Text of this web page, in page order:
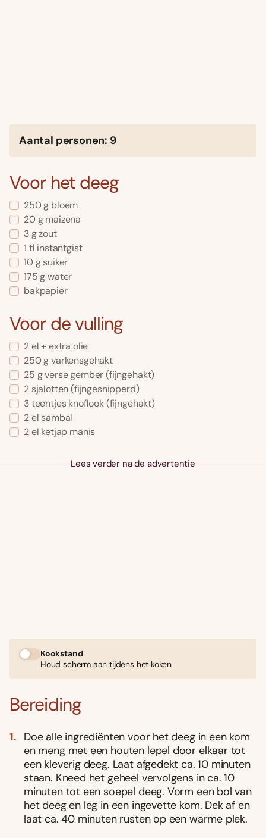
Aantal personen: 9
Voor het deeg
250 g bloem
20 g maizena
3 g zout
1 tl instantgist
10 g suiker
175 g water
bakpapier
Voor de vulling
2 el + extra olie
250 g varkensgehakt
25 g verse gember (fijngehakt)
2 sjalotten (fijngesnipperd)
3 teentjes knoflook (fijngehakt)
2 el sambal
2 el ketjap manis
Lees verder na de advertentie
Kookstand
Houd scherm aan tijdens het koken
Bereiding
Doe alle ingrediënten voor het deeg in een kom
en meng met een houten lepel door elkaar tot
een kleverig deeg. Laat afgedekt ca. 10 minuten
staan. Kneed het geheel vervolgens in ca. 10
minuten tot een soepel deeg. Vorm een bol van
het deeg en leg in een ingevette kom. Dek af en
laat ca. 40 minuten rusten op een warme plek.